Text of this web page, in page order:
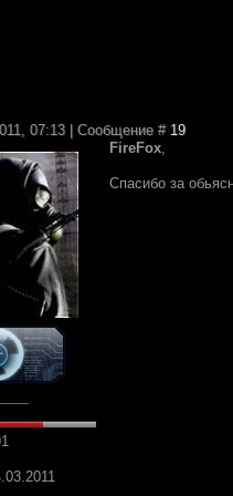
07:13 | Сообщение # 19
FireFox,
Спасибо за